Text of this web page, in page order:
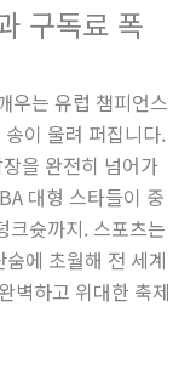
구독료 폭
우는 유럽 챔피언스
이 울려 퍼집니다.
을 완전히 넘어가
대형 스타들이 중
크슛까지. 스포츠는
에 초월해 전 세계
벽하고 위대한 축제